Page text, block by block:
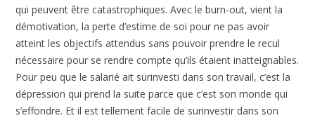
qui peuvent être catastrophiques. Avec le burn-out, vient la
démotivation, la perte d’estime de soi pour ne pas avoir
atteint les objectifs attendus sans pouvoir prendre le recul
nécessaire pour se rendre compte qu’ils étaient inatteignables.
Pour peu que le salarié ait surinvesti dans son travail, c’est la
dépression qui prend la suite parce que c’est son monde qui
s’effondre. Et il est tellement facile de surinvestir dans son